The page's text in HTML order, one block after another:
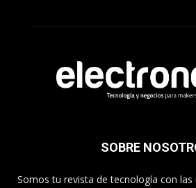
SOBRE
Somos tu revista de tecnología con